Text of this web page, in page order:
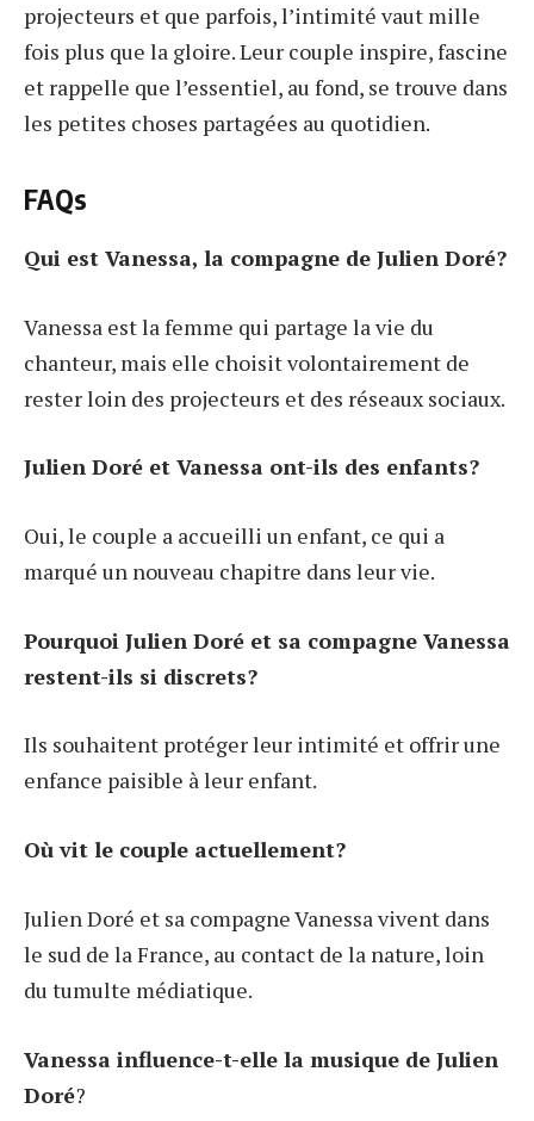
projecteurs et que parfois, l’intimité vaut mille
fois plus que la gloire. Leur couple inspire, fascine
et rappelle que l’essentiel, au fond, se trouve dans
les petites choses partagées au quotidien.
FAQs
Qui est Vanessa, la compagne de Julien Doré?
Vanessa est la femme qui partage la vie du
chanteur, mais elle choisit volontairement de
rester loin des projecteurs et des réseaux sociaux.
Julien Doré et Vanessa ont-ils des enfants?
Oui, le couple a accueilli un enfant, ce qui a
marqué un nouveau chapitre dans leur vie.
Pourquoi Julien Doré et sa compagne Vanessa
restent-ils si discrets?
Ils souhaitent protéger leur intimité et offrir une
enfance paisible à leur enfant.
Où vit le couple actuellement?
Julien Doré et sa compagne Vanessa vivent dans
le sud de la France, au contact de la nature, loin
du tumulte médiatique.
Vanessa influence-t-elle la musique de Julien
Doré?